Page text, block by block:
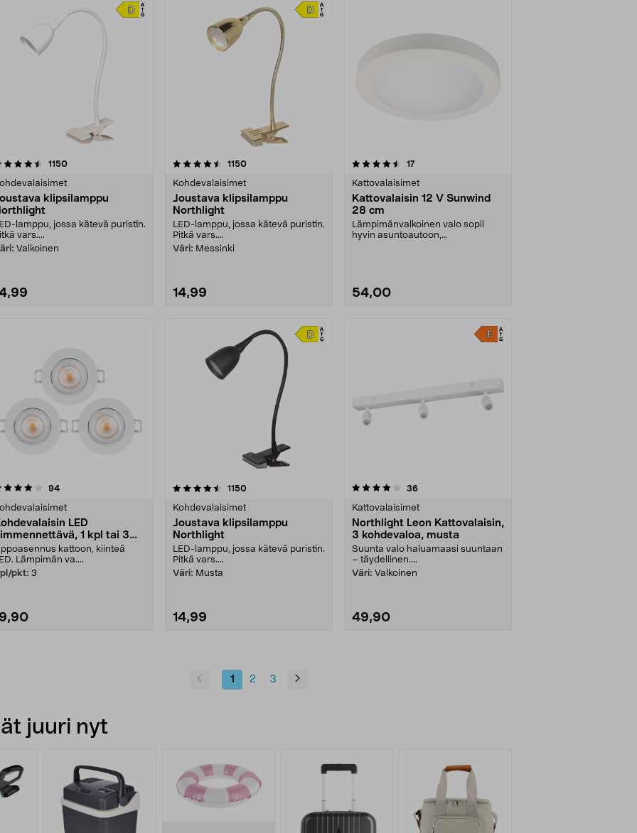
1150arvostelut
klipsilamppu
lamppu, jossa kätevä puristin.
vars....
Valkoinen
4.5 viidestä
1150arvostelut
Kohdevalaisimet
Joustava klipsilamppu
Northlight
LED-lamppu, jossa kätevä puristin.
Pitkä vars....
Väri: Messinki
14,99
4.5 viidestä
17arvostelut
Kattovalaisimet
Kattovalaisin 12 V Sunwind
28 cm
Lämpimänvalkoinen valo sopii
hyvin asuntoautoon,
54,00
94arvostelut
LED
1 kpl tai 3
kattoon, kiinteä
Lämpimän va....
pkt: 3
4.5 viidestä
1150arvostelut
Kohdevalaisimet
Joustava klipsilamppu
Northlight
LED-lamppu, jossa kätevä puristin.
Pitkä vars....
Väri: Musta
14,99
4.0 viidestä
36arvostelut
Kattovalaisimet
Northlight Leon Kattovalaisin,
3 kohdevaloa, musta
Suunta valo haluamaasi suuntaan
– täydellinen....
Väri: Valkoinen
49,90
1 2 3
juuri nyt